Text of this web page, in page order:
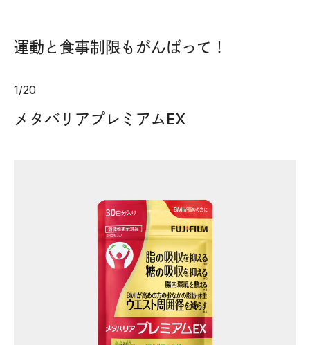
運動と食事制限もがんばって！
1/20
メタバリアプレミアムEX